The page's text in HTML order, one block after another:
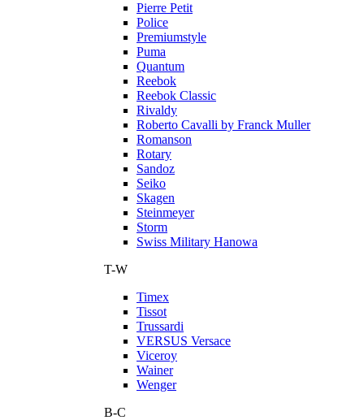
Pierre Petit
Police
Premiumstyle
Puma
Quantum
Reebok
Reebok Classic
Rivaldy
Roberto Cavalli by Franck Muller
Romanson
Rotary
Sandoz
Seiko
Skagen
Steinmeyer
Storm
Swiss Military Hanowa
T-W
Timex
Tissot
Trussardi
VERSUS Versace
Viceroy
Wainer
Wenger
В-С